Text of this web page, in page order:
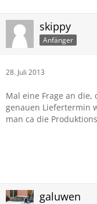
skippy
Anfänger
28. Juli 2013
Mal eine Frage an die,
genauen Liefertermin
man ca die
galuwen